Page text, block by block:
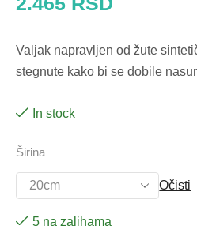
Valjak napravljen od žute
stegnute kako bi se dobile
In stock
Širina
Očisti
5 na zalihama